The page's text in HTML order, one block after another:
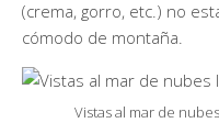
(crema, gorro, etc.) no
cómodo de montaña.
Vistas al mar de